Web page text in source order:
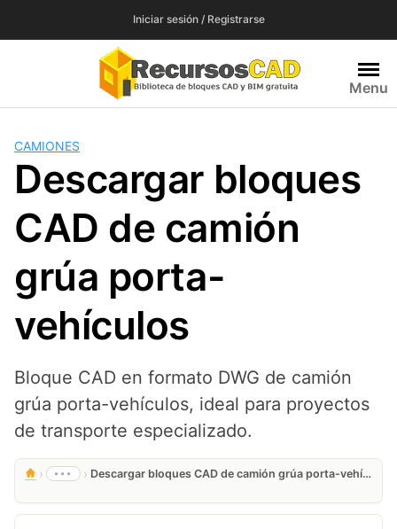
Iniciar sesión / Registrarse
Menu
CAMIONES
Descargar bloques
CAD de camión
grúa porta-
vehículos
Bloque CAD en formato DWG de camión
grúa porta-vehículos, ideal para proyectos
de transporte especializado.
› ••• › Descargar bloques CAD de camión grúa porta-vehículos